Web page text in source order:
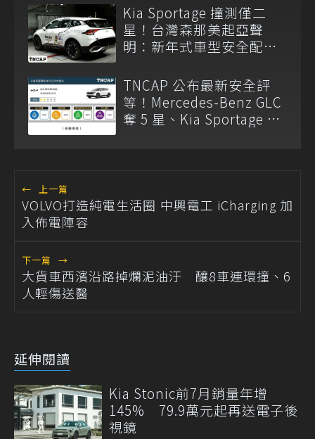
Kia Sportage 撞測僅二
星！台灣森那美起亞聲
明：新年式車型安全配備
TNCAP 公布最新安全評
等！Mercedes-Benz GLC
奪 5 星、Kia Sportage 僅
← 上一篇
VOLVO打造純電生活圈 中興電工 iCharging 加
入佈電陣容
下一篇 →
大貨車西濱沿路掉爛泥油汙 釀8車連環撞、6
人輕傷送醫
延伸閱讀
Kia Stonic前7月銷量年增
145% 79.9萬元起再送電子後
視鏡